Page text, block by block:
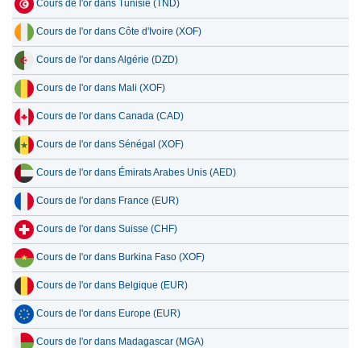
Cours de l'or dans Tunisie (TND)
Cours de l'or dans Côte d'Ivoire (XOF)
Cours de l'or dans Algérie (DZD)
Cours de l'or dans Mali (XOF)
Cours de l'or dans Canada (CAD)
Cours de l'or dans Sénégal (XOF)
Cours de l'or dans Émirats Arabes Unis (AED)
Cours de l'or dans France (EUR)
Cours de l'or dans Suisse (CHF)
Cours de l'or dans Burkina Faso (XOF)
Cours de l'or dans Belgique (EUR)
Cours de l'or dans Europe (EUR)
Cours de l'or dans Madagascar (MGA)